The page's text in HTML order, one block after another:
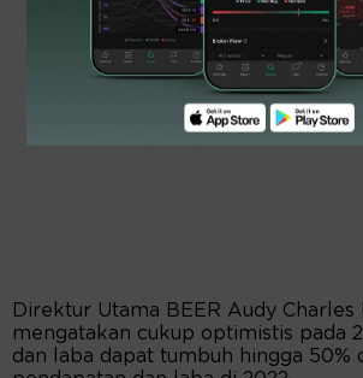
Direktur Utama BEER Audy Charles
mengatakan cukup optimistis pada
dan laba dapat tumbuh hingga 50%